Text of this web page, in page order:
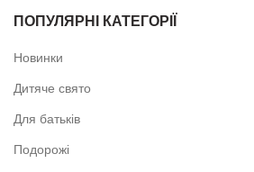
ПОПУЛЯРНІ КАТЕГОРІЇ
Новинки
Дитяче свято
Для батьків
Подорожі